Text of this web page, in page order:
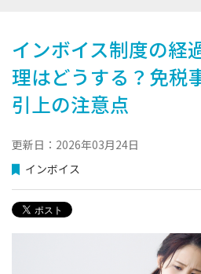
インボイス制度の経
理はどうする？免税
引上の注意点
更新日：2026年03月24日
インボイス